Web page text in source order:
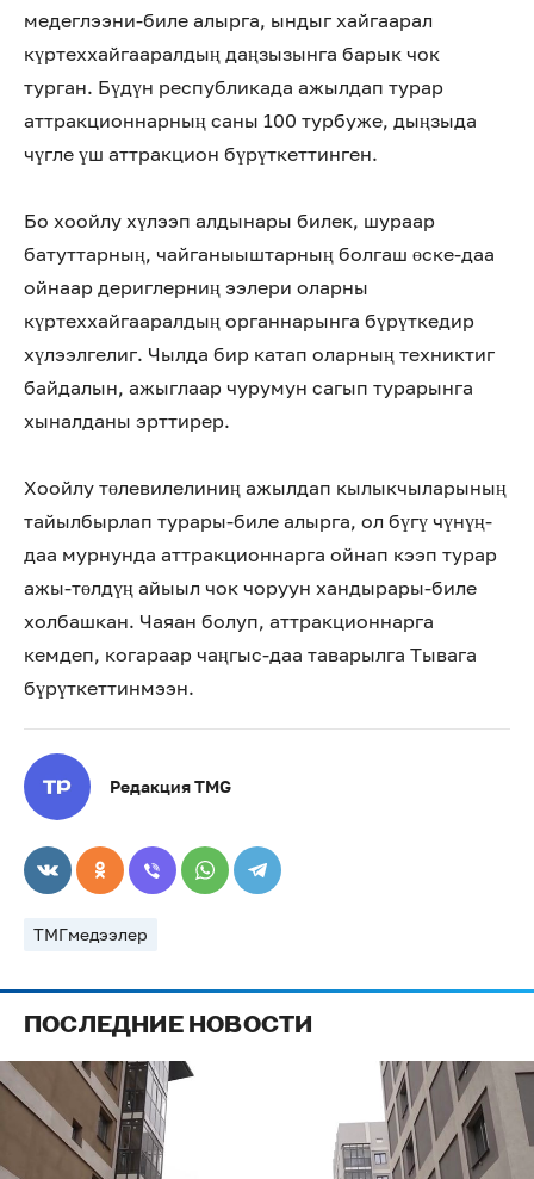
медеглээни-биле алырга, ындыг хайгаарал
күртеххайгааралдың даңзызынга барык чок
турган. Бүдүн республикада ажылдап турар
аттракционнарның саны 100 турбуже, дыңзыда
чүгле үш аттракцион бүрүткеттинген.
Бо хоойлу хүлээп алдынары билек, шураар
батуттарның, чайганыыштарның болгаш өске-даа
ойнаар дериглерниң ээлери оларны
күртеххайгааралдың органнарынга бүрүткедир
хүлээлгелиг. Чылда бир катап оларның техниктиг
байдалын, ажыглаар чурумун сагып турарынга
хыналданы эрттирер.
Хоойлу төлевилелиниң ажылдап кылыкчыларының
тайылбырлап турары-биле алырга, ол бүгү чүнүң-
даа мурнунда аттракционнарга ойнап кээп турар
ажы-төлдүң айыыл чок чоруун хандырары-биле
холбашкан. Чаяан болуп, аттракционнарга
кемдеп, когараар чаңгыс-даа таварылга Тывага
бүрүткеттинмээн.
Редакция TMG
ТМГмедээлер
ПОСЛЕДНИЕ НОВОСТИ